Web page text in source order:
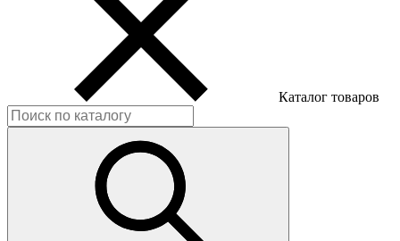
Каталог товаров